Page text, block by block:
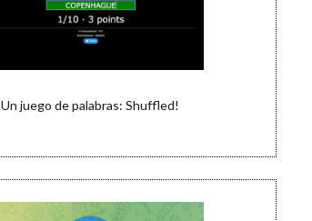
Un juego de palabras: Shuffled!